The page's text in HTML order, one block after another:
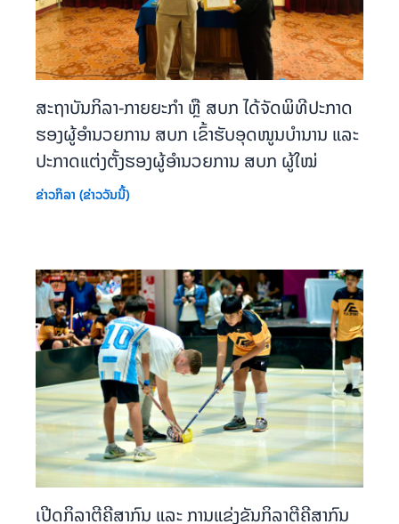
ສະຖາບັນກິລາ-ກາຍຍະກຳ ຫຼື ສບກ ໄດ້ຈັດພິທີປະກາດ
ຮອງຜູ້ອຳນວຍການ ສບກ ເຂົ້າຮັບອຸດໜູນບຳນານ ແລະ
ປະກາດແຕ່ງຕັ້ງຮອງຜູ້ອຳນວຍການ ສບກ ຜູ້ໃໝ່
ຂ່າວກິລາ (ຂ່າວວັນນີ້)
ເປີດກິລາຕີຄີສາກົນ ແລະ ການແຂ່ງຂັນກິລາຕີຄີສາກົນ